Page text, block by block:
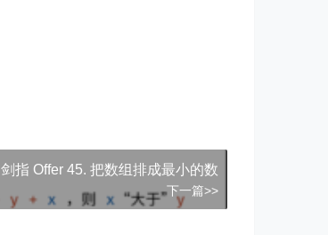
剑指 Offer 45. 把数组排成最小的数
下一篇>>